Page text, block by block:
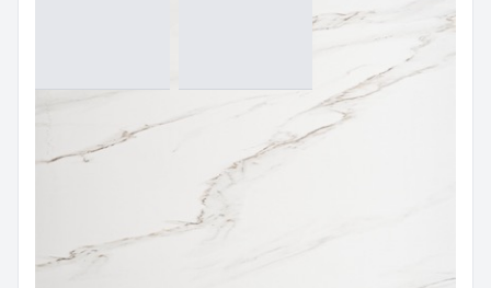
กระเบื้องปูพื้น (FLOORING TILES)
กระเบื้องแกรนิตโต้ (GRANITO TILES)
กระเบื้องลายหินอ่อน (MARBLE TILES)
กระเบื้องลายหินอ่อน White
AMA612008H